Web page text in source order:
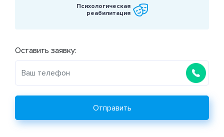
Психологическая
реабилитация
Оставить заявку:
Отправить